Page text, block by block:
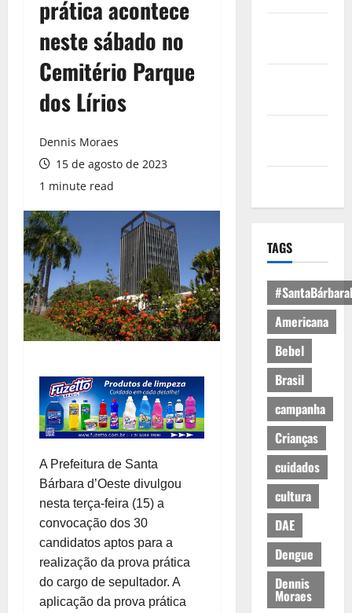
prática acontece
neste sábado no
Cemitério Parque
dos Lírios
Dennis Moraes
15 de agosto de 2023
1 minute read
A Prefeitura de Santa
Bárbara d’Oeste divulgou
nesta terça-feira (15) a
convocação dos 30
candidatos aptos para a
realização da prova prática
do cargo de sepultador. A
aplicação da prova prática
TAGS
Americana
Bebel
Brasil
campanha
Crianças
cuidados
cultura
DAE
Dengue
Dennis
Moraes